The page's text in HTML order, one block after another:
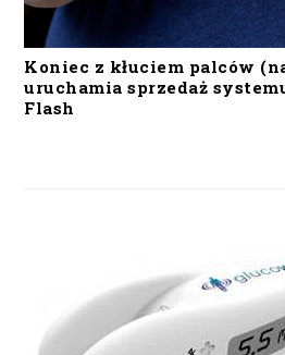
Koniec z kłuciem palców
uruchamia sprzedaż
Flash